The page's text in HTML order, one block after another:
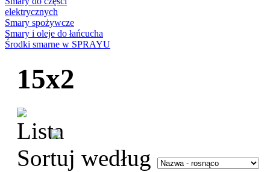
elektrycznych
Smary spożywcze
Smary i oleje do łańcucha
Środki smarne w SPRAYU
15x2
Sortuj według